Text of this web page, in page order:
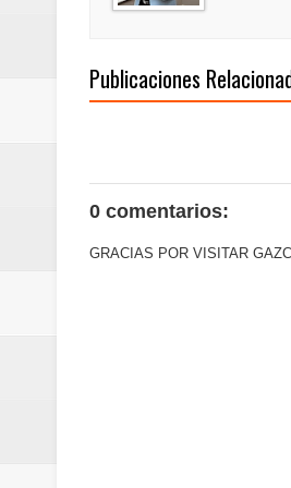
Publicaciones
0 comentarios:
GRACIAS POR VISITAR